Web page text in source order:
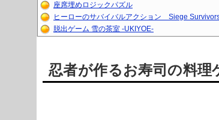
座席埋めロジックパズル
ヒーローのサバイバルアクション Siege
脱出ゲーム 雪の茶室 -UKIYOE-
忍者が作るお寿司の料理